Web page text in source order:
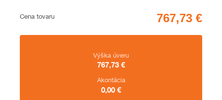
Cena
Cena tovaru
Zhrnutie
Výška úveru
767,73 €
Akontácia
0,00 €